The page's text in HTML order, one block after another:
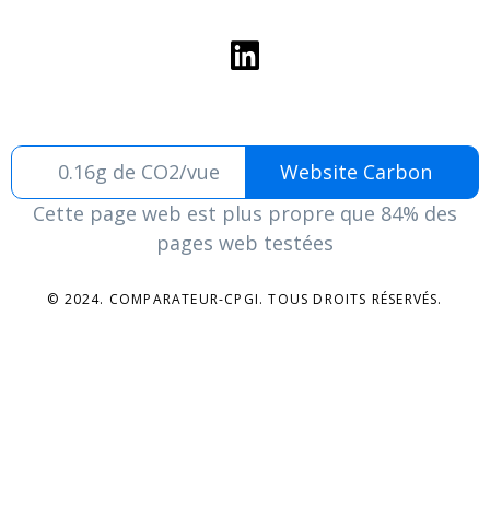
0.16g de CO2/vue
Website Carbon
Cette page web est plus propre que 84% des
pages web testées
© 2024. COMPARATEUR-CPGI. TOUS DROITS RÉSERVÉS.